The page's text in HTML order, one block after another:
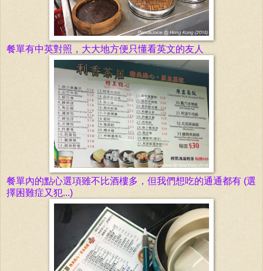
餐單有中英對照，大大地方便只懂看英文的友人
餐單內的點心選項雖不比酒樓多，但我們想吃的通通都有 (選
擇困難症又犯...)